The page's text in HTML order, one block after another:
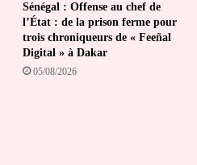
Sénégal : Offense au chef de
l’État : de la prison ferme pour
trois chroniqueurs de « Feeñal
Digital » à Dakar
05/08/2026